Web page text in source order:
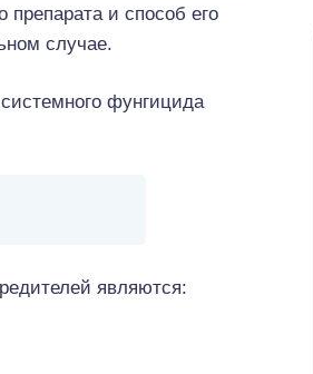
препарата и способ его
случае.
фунгицида
являются: